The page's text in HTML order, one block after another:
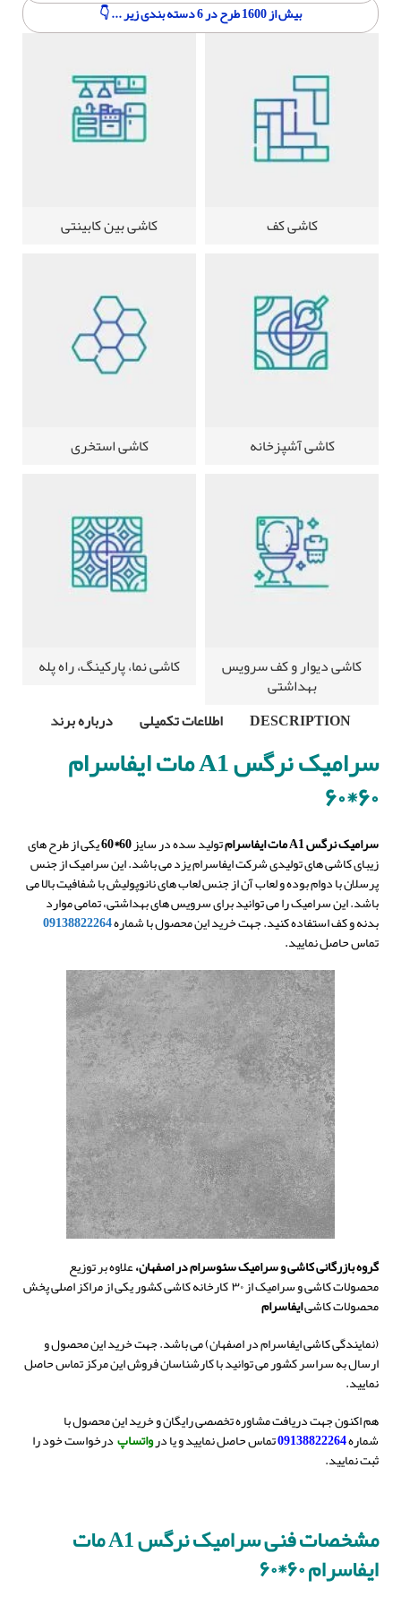
بیش از 1600 طرح در 6 دسته بندی زیر ... 👇
کاشی کف کاشی بین کابینتی
کاشی آشپزخانه کاشی استخری
کاشی دیوار و کف سرویس
بهداشتی
کاشی نما، پارکینگ، راه پله
DESCRIPTION
اطلاعات تکمیلی درباره برند
سرامیک نرگس A1 مات ایفاسرام
۶۰*۶۰
سرامیک نرگس A1 مات ایفاسرام تولید سده در سایز یکی از طرح های
زیبای کاشی های تولیدی شرکت ایفاسرام یزد می باشد. این سرامیک از جنس
پرسلان با دوام بوده و لعاب آن از جنس لعاب های نانوپولیش با شفافیت بالا می
باشد. این سرامیک را می توانید برای سرویس های بهداشتی، تمامی موارد
بدنه و کف استفاده کنید. جهت خرید این محصول با شماره09138822264
تماس حاصل نمایید.
گروه بازرگانی کاشی و سرامیک سئوسرام در اصفهان،علاوه بر توزیع
محصولات کاشی و سرامیک از ۳۰ کارخانه کاشی کشور یکی از مراکز اصلی پخش
محصولات کاشیایفاسرام
(نمایندگی کاشی ایفاسرام در اصفهان) می باشد. جهت خرید این محصول و
ارسال به سراسر کشور می توانید با کارشناسان فروش این مرکز تماس حاصل
نمایید.
هم اکنون جهت دریافت مشاوره تخصصی رایگان و خرید این محصول با
شماره09138822264تماس حاصل نمایید و یا درواتساپدرخواست خود را
ثبت نمایید.
مشخصات فنی سرامیک نرگس A1 مات
ایفاسرام ۶۰*۶۰